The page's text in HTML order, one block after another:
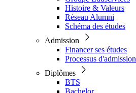
Histoire & Valeurs
Réseau Alumni
Schéma des études
Admission
Financer ses études
Processus d'admission
Diplômes
BTS
Bachelor